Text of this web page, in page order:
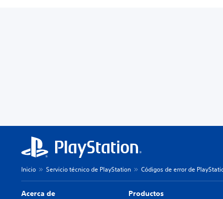
Inicio Servicio técnico de PlayStation Códigos de error de
Acerca de Productos